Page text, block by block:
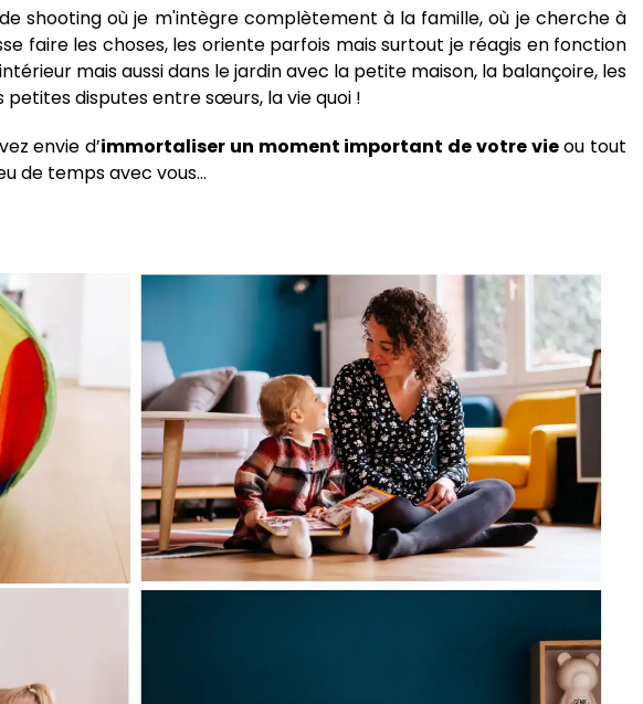
shooting où je m'intègre complètement à la famille, où je cherche à
faire les choses, les oriente parfois mais surtout je réagis en fonction
mais aussi dans le jardin avec la petite maison, la balançoire, les
petites disputes entre sœurs, la vie quoi !
envie d’immortaliser un moment important de votre vieou tout
de temps avec vous…